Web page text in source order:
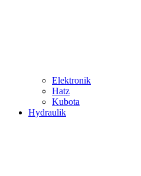
Elektronik
Hatz
Kubota
Hydraulik